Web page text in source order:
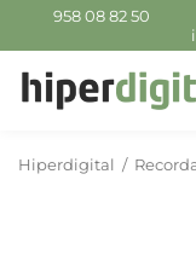
958 08 82 50
Hiperdigital /